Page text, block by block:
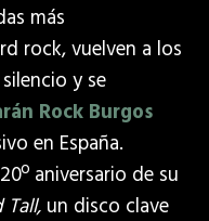
más
rock, vuelven a los
y se
Rock Burgos
en España.
aniversario de su
un disco clave